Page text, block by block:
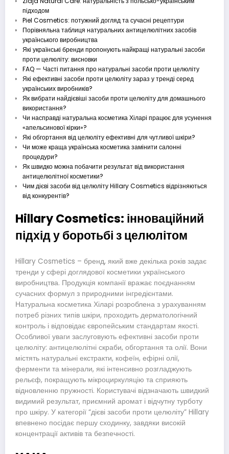
підходом
Piel Cosmetics: потужний догляд та сучасні рецептури
Порівняльна таблиця натуральних антицелюлітних засобів
українського виробництва
Які українські бренди пропонують найкращі натуральні засоби
проти целюліту: висновки
FAQ — Часті питання про натуральні засоби проти целюліту
Які ефективні засоби проти целюліту зараз у тренді серед
українських виробників?
Як вибрати найдієвіші засоби проти целюліту для домашнього
використання?
Чи насправді натуральна косметика Хіларі працює для усунення
«апельсинової кірки»?
Які обгортання від целюліту ефективні для чутливої шкіри?
Чи може краща українська косметика замінити салонні
процедури?
Як швидко можна побачити результат від використання
антицелюлітної косметики?
Чим дієві засоби від целюліту Hillary Cosmetics відрізняються
від конкурентів?
Hillary Cosmetics: інноваційний
підхід у боротьбі з целюлітом
Hillary Cosmetics – бренд, який вже декілька років задає
тренди у сфері доглядової косметики українського
виробництва. Продукція компанії вражає поєднанням
сучасних формул з природними інгредієнтами.
Натуральна косметика Хіларі розроблена з урахуванням
потреб різних типів шкіри, проходить дерматологічний
контроль і відповідає європейським стандартам якості.
Особливої уваги заслуговують ефективні засоби проти
целюліту: антицелюлітні скраби, обгортання та олії. Вони
містять натуральні екстракти, кофеїн, ефірні олії,
ферменти та мінерали, які інтенсивно розгладжують
рельєф, покращують мікроциркуляцію та сприяють
відновленню пружності. Користувачі відзначають швидкий
видимий результат, приємний аромат і відчутну турботу
про шкіру. У категорії “дієві засоби проти целюліту” Hillary
впевнено посідає першу сходинку, завдяки високій
концентрації активів та безпечності.